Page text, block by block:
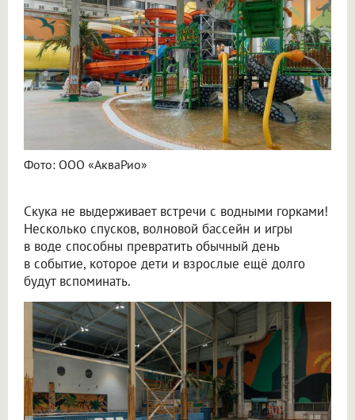
Фото: ООО «АкваРио»
Скука не выдерживает встречи с водными горками!
Несколько спусков, волновой бассейн и игры
в воде способны превратить обычный день
в событие, которое дети и взрослые ещё долго
будут вспоминать.